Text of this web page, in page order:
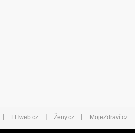
| FITweb.cz | Ženy.cz | MojeZdraví.cz